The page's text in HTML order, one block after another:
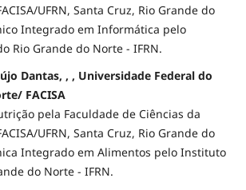
UFRN, Santa Cruz, Rio Grande do
Integrado em Informática pelo
Rio Grande do Norte - IFRN.
Dantas, , , Universidade Federal do
FACISA
pela Faculdade de Ciências da
UFRN, Santa Cruz, Rio Grande do
Integrado em Alimentos pelo Instituto
do Norte - IFRN.